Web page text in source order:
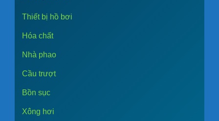
Thiết bị hồ bơi
Hóa chất
Nhà phao
Cầu trượt
Bồn sục
Xông hơi